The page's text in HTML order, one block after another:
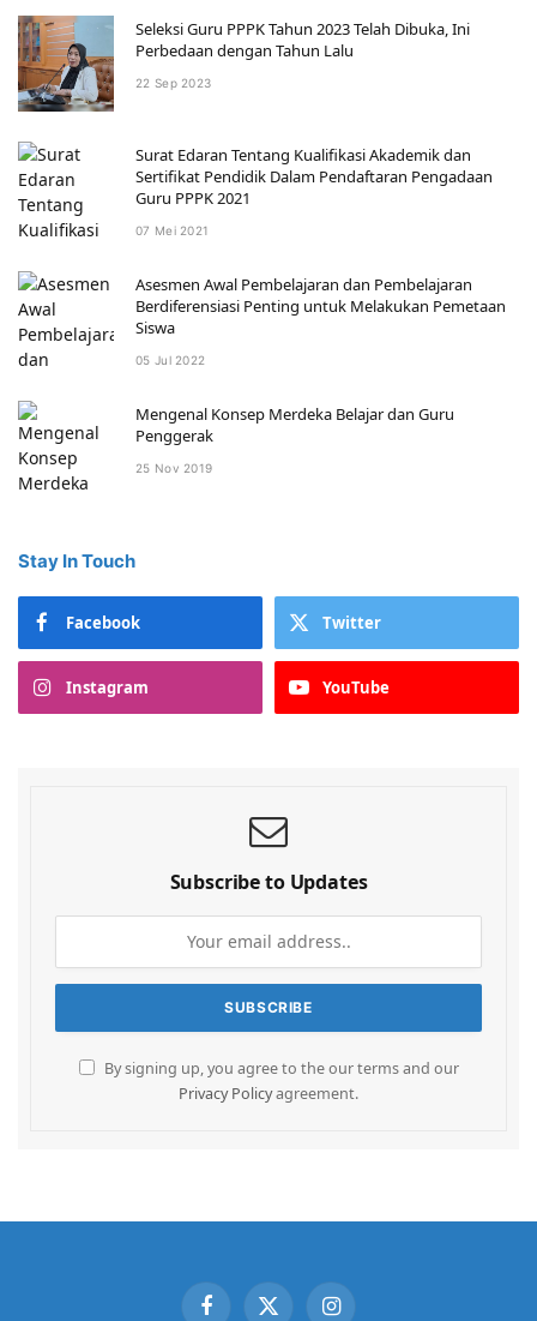
Seleksi Guru PPPK Tahun 2023 Telah Dibuka, Ini
Perbedaan dengan Tahun Lalu
22 Sep 2023
Surat Edaran Tentang Kualifikasi Akademik dan
Sertifikat Pendidik Dalam Pendaftaran Pengadaan
Guru PPPK 2021
07 Mei 2021
Asesmen Awal Pembelajaran dan Pembelajaran
Berdiferensiasi Penting untuk Melakukan Pemetaan
Siswa
05 Jul 2022
Mengenal Konsep Merdeka Belajar dan Guru
Penggerak
25 Nov 2019
Stay In Touch
Facebook Twitter
Instagram YouTube
Subscribe to Updates
By signing up, you agree to the our terms and our
Privacy Policyagreement.
FacebookX Instagram